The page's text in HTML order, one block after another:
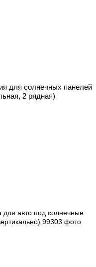
для солнечных панелей
2 рядная)